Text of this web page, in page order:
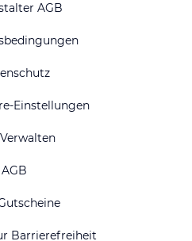
AGB
Einstellungen
AGB
Barrierefreiheit